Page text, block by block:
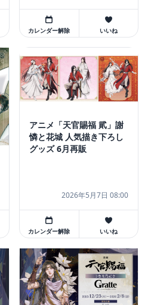
カレンダー解除 いいね
アニメ「天官賜福 貮」謝
憐と花城 人気描き下ろし
グッズ 6月再販
2026年5月7日 08:00
カレンダー解除 いいね